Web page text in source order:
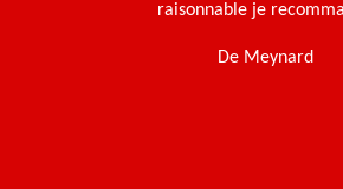
raisonnable je
De Meynard